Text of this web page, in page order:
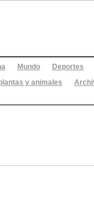
Mundo Deportes
y animales